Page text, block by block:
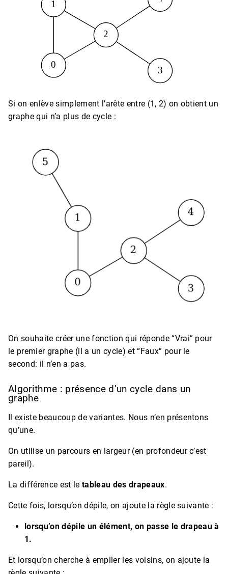
Si on enlève simplement l’arête entre (1, 2) on obtient un
graphe qui n’a plus de cycle :
On souhaite créer une fonction qui réponde “Vrai” pour
le premier graphe (il a un cycle) et “Faux” pour le
second: il n’en a pas.
Algorithme : présence d’un cycle dans un
graphe
Il existe beaucoup de variantes. Nous n’en présentons
qu’une.
On utilise un parcours en largeur (en profondeur c’est
pareil).
La différence est le tableau des drapeaux.
Cette fois, lorsqu’on dépile, on ajoute la règle suivante :
lorsqu’on dépile un élément, on passe le drapeau à
1.
Et lorsqu’on cherche à empiler les voisins, on ajoute la